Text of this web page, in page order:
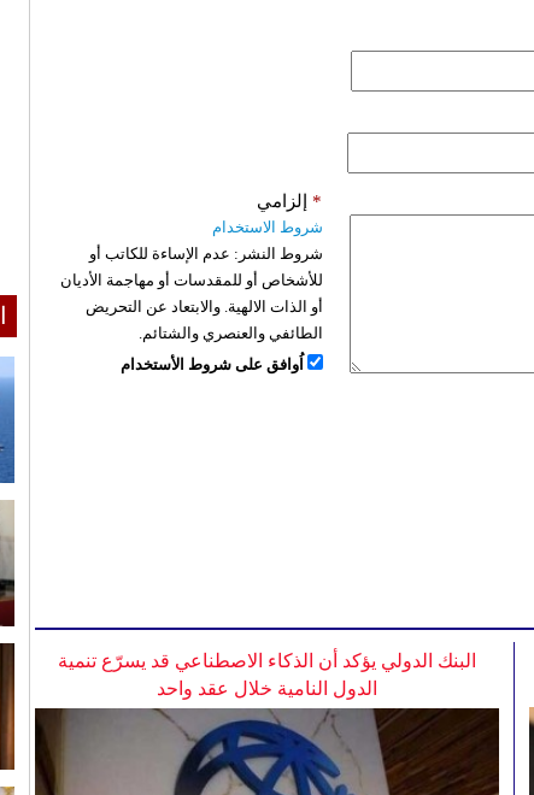
إلزامي *
شروط الاستخدام
شروط النشر: عدم الإساءة للكاتب أو
للأشخاص أو للمقدسات أو مهاجمة الأديان
أو الذات الالهية. والابتعاد عن التحريض
الطائفي والعنصري والشتائم.
اُوافق على شروط الأستخدام
البنك الدولي يؤكد أن الذكاء الاصطناعي قد يسرّع تنمية
الدول النامية خلال عقد واحد